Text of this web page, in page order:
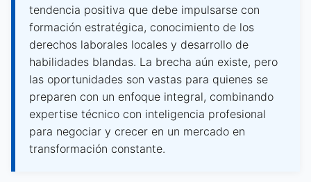
tendencia positiva que debe impulsarse con
formación estratégica, conocimiento de los
derechos laborales locales y desarrollo de
habilidades blandas. La brecha aún existe, pero
las oportunidades son vastas para quienes se
preparen con un enfoque integral, combinando
expertise técnico con inteligencia profesional
para negociar y crecer en un mercado en
transformación constante.